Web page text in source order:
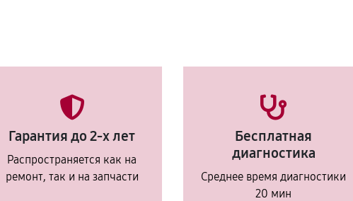
Гарантия до 2-х лет
Распространяется как на
ремонт, так и на запчасти
Бесплатная
диагностика
Среднее время диагностики
20 мин